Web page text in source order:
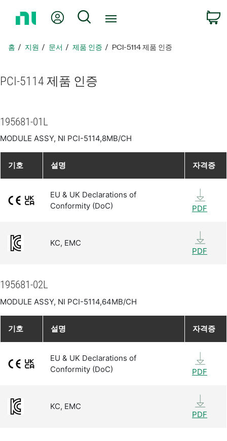
지
아
내 계정 검색
홈 지원 문서 제품 인증 PCI-5114 제품 인증
PCI-5114 제품 인증
195681-01L
MODULE ASSY, NI PCI-5114,8MB/CH
기호 설명 자격증
EU & UK Declarations of
Conformity (DoC)
PDF
KC, EMC
PDF
195681-02L
MODULE ASSY, NI PCI-5114,64MB/CH
기호 설명 자격증
EU & UK Declarations of
Conformity (DoC)
PDF
KC, EMC
PDF